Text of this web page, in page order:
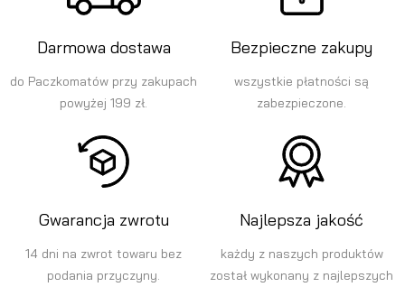
Darmowa dostawa
do Paczkomatów przy zakupach
powyżej 199 zł.
Bezpieczne zakupy
wszystkie płatności są
zabezpieczone.
Gwarancja zwrotu
14 dni na zwrot towaru bez
podania przyczyny.
Najlepsza jakość
każdy z naszych produktów
został wykonany z najlepszych